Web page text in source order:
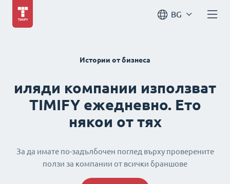
BG
Истории от бизнеса
иляди компании използват
TIMIFY ежедневно. Ето
някои от тях
За да имате по-задълбочен поглед върху проверените
ползи за компании от всички браншове